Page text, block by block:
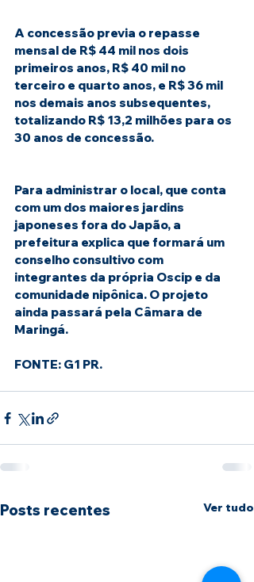
A concessão previa o repasse
mensal de R$ 44 mil nos dois
primeiros anos, R$ 40 mil no
terceiro e quarto anos, e R$ 36 mil
nos demais anos subsequentes,
totalizando R$ 13,2 milhões para os
30 anos de concessão.
Para administrar o local, que conta
com um dos maiores jardins
japoneses fora do Japão, a
prefeitura explica que formará um
conselho consultivo com
integrantes da própria Oscip e da
comunidade nipônica. O projeto
ainda passará pela Câmara de
Maringá.
FONTE: G1 PR.
Posts recentes Ver tudo